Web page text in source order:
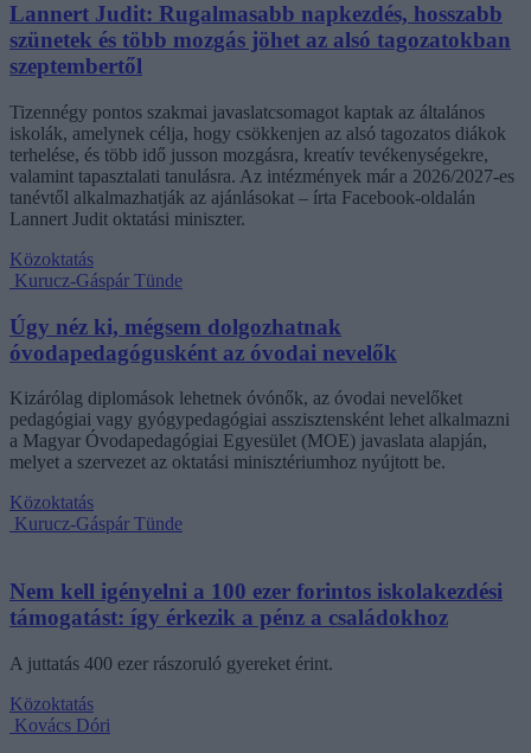
Lannert Judit: Rugalmasabb napkezdés, hosszabb
szünetek és több mozgás jöhet az alsó tagozatokban
szeptembertől
Tizennégy pontos szakmai javaslatcsomagot kaptak az általános
iskolák, amelynek célja, hogy csökkenjen az alsó tagozatos diákok
terhelése, és több idő jusson mozgásra, kreatív tevékenységekre,
valamint tapasztalati tanulásra. Az intézmények már a 2026/2027-es
tanévtől alkalmazhatják az ajánlásokat – írta Facebook-oldalán
Lannert Judit oktatási miniszter.
Közoktatás
Kurucz-Gáspár Tünde
Úgy néz ki, mégsem dolgozhatnak
óvodapedagógusként az óvodai nevelők
Kizárólag diplomások lehetnek óvónők, az óvodai nevelőket
pedagógiai vagy gyógypedagógiai asszisztensként lehet alkalmazni
a Magyar Óvodapedagógiai Egyesület (MOE) javaslata alapján,
melyet a szervezet az oktatási minisztériumhoz nyújtott be.
Közoktatás
Kurucz-Gáspár Tünde
Nem kell igényelni a 100 ezer forintos iskolakezdési
támogatást: így érkezik a pénz a családokhoz
A juttatás 400 ezer rászoruló gyereket érint.
Közoktatás
Kovács Dóri